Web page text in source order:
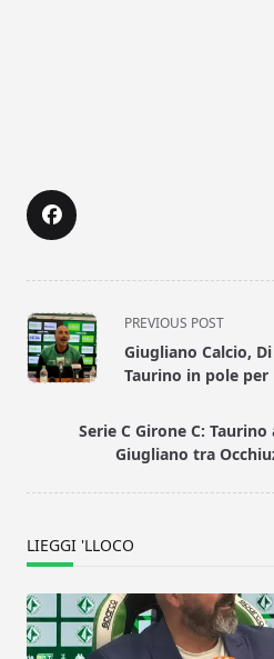
<span
class="nav-
subtitle
reader-
text">Page</span>
PREVIOUS POST
Giugliano Calcio,
Taurino in pole per
Serie C Girone C:
Giugliano tra
LIEGGI 'LLOCO